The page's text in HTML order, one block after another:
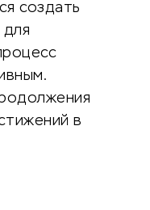
создать
в